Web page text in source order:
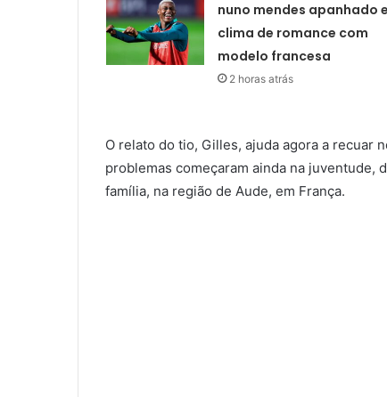
nuno mendes apanhado
clima de romance com
modelo francesa
2 horas atrás
O relato do tio, Gilles, ajuda agora a recuar
problemas começaram ainda na juventude,
família, na região de Aude, em França.